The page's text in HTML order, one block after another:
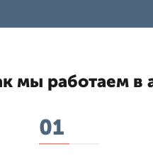
мы работаем в
01